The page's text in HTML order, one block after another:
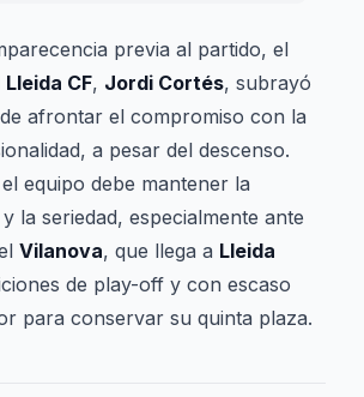
previa al partido, el
Lleida CF, Jordi Cortés, subrayó
afrontar el compromiso con la
a pesar del descenso.
equipo debe mantener la
la seriedad, especialmente ante
Vilanova, que llega a Lleida
de play-off y con escaso
para conservar su quinta plaza.